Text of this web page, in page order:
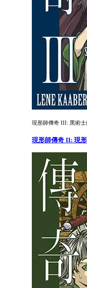
現形師傳奇 III: 黑術士
現形師傳奇 II: 現